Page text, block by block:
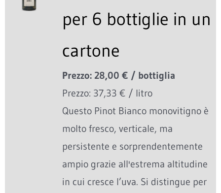
per 6 bottiglie in un
cartone
Prezzo: 28,00 € / bottiglia
Prezzo: 37,33 € / litro
Questo Pinot Bianco monovitigno è
molto fresco, verticale, ma
persistente e sorprendentemente
ampio grazie all'estrema altitudine
in cui cresce l’uva. Si distingue per